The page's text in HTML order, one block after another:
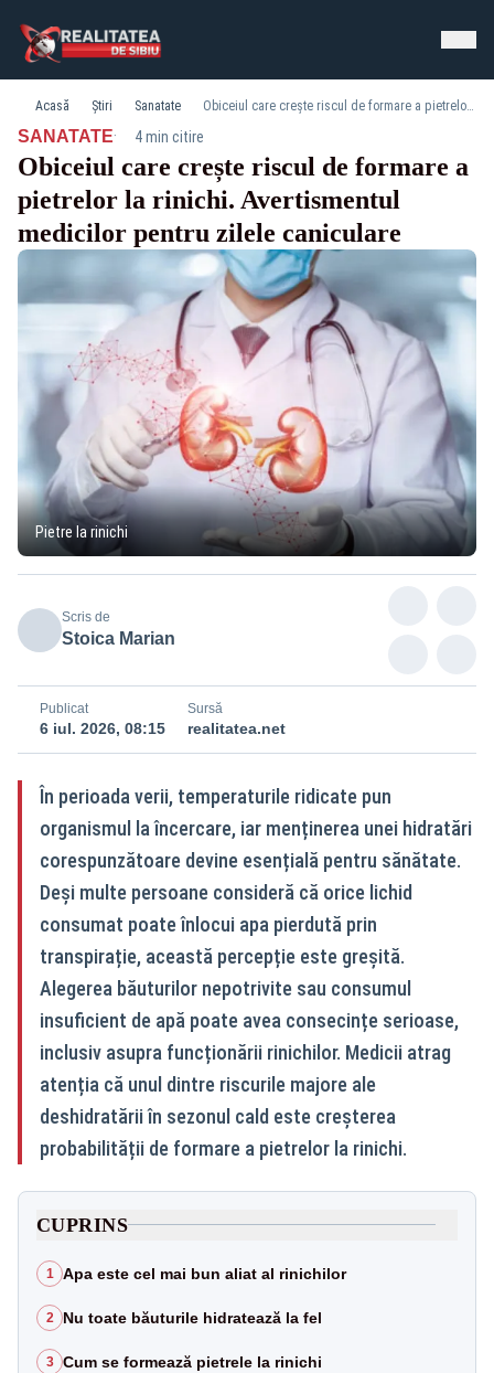
Acasă Știri Sanatate Obiceiul care crește riscul de formare a pietrelor la rinichi. Avertismentul medicilor pentru zilele caniculare
SANATATE· 4 min citire
Obiceiul care crește riscul de formare a
pietrelor la rinichi. Avertismentul
medicilor pentru zilele caniculare
Pietre la rinichi
Scris de
Stoica Marian
Publicat
6 iul. 2026, 08:15
Sursă
realitatea.net
În perioada verii, temperaturile ridicate pun
organismul la încercare, iar menținerea unei hidratări
corespunzătoare devine esențială pentru sănătate.
Deși multe persoane consideră că orice lichid
consumat poate înlocui apa pierdută prin
transpirație, această percepție este greșită.
Alegerea băuturilor nepotrivite sau consumul
insuficient de apă poate avea consecințe serioase,
inclusiv asupra funcționării rinichilor. Medicii atrag
atenția că unul dintre riscurile majore ale
deshidratării în sezonul cald este creșterea
probabilității de formare a pietrelor la rinichi.
CUPRINS
1 Apa este cel mai bun aliat al rinichilor
2 Nu toate băuturile hidratează la fel
3 Cum se formează pietrele la rinichi